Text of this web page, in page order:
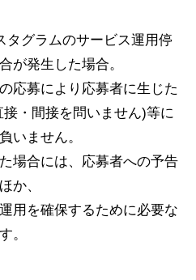
タグラムのサービス運用停
が発生した場合。
応募により応募者に生じた
・間接を問いません)等に
いません。
場合には、応募者への予告
か、
用を確保するために必要な
。